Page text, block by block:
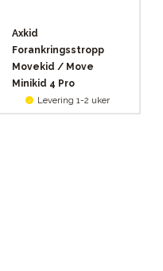
Axkid
Forankringsstropp
Movekid / Move
Minikid 4 Pro
Levering 1-2 uker